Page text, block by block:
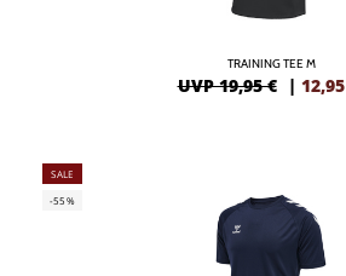
TRAINING TEE M
UVP 19,95 € | 12,95
SALE
-55%